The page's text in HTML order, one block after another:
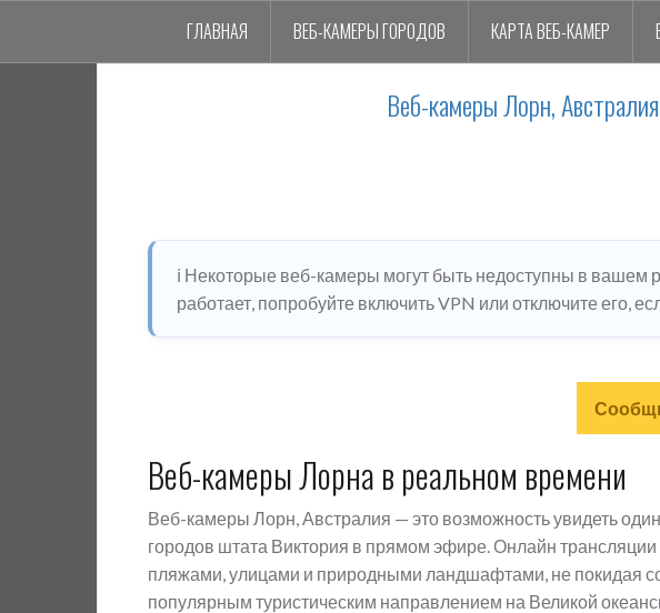
ГЛАВНАЯ ВЕБ-КАМЕРЫ ГОРОДОВ КАРТА ВЕБ-КАМЕР
Веб-камеры Лорн,
ℹ️ Некоторые веб-камеры могут быть недоступны в вашем
работает, попробуйте включить VPN или отключите его,
Веб-камеры Лорна в реальном времени
Веб-камеры Лорн, Австралия — это возможность увидеть
городов штата Виктория в прямом эфире. Онлайн
пляжами, улицами и природными ландшафтами, не покидая
популярным туристическим направлением на Великой